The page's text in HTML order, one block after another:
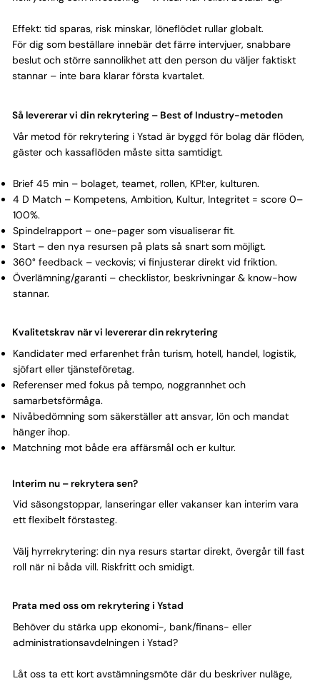
Effekt: tid sparas, risk minskar, löneflödet rullar globalt.
För dig som beställare innebär det färre intervjuer, snabbare
beslut och större sannolikhet att den person du väljer faktiskt
stannar – inte bara klarar första kvartalet.
Så levererar vi din rekrytering – Best of Industry-metoden
Vår metod för rekrytering i Ystad är byggd för bolag där flöden,
gäster och kassaflöden måste sitta samtidigt.
Brief 45 min – bolaget, teamet, rollen, KPI:er, kulturen.
4 D Match – Kompetens, Ambition, Kultur, Integritet = score 0–
100%.
Spindelrapport – one-pager som visualiserar fit.
Start – den nya resursen på plats så snart som möjligt.
360° feedback – veckovis; vi finjusterar direkt vid friktion.
Överlämning/garanti – checklistor, beskrivningar & know-how
stannar.
Kvalitetskrav när vi levererar din rekrytering
Kandidater med erfarenhet från turism, hotell, handel, logistik,
sjöfart eller tjänsteföretag.
Referenser med fokus på tempo, noggrannhet och
samarbetsförmåga.
Nivåbedömning som säkerställer att ansvar, lön och mandat
hänger ihop.
Matchning mot både era affärsmål och er kultur.
Interim nu – rekrytera sen?
Vid säsongstoppar, lanseringar eller vakanser kan interim vara
ett flexibelt förstasteg.
Välj hyrrekrytering: din nya resurs startar direkt, övergår till fast
roll när ni båda vill. Riskfritt och smidigt.
Prata med oss om rekrytering i Ystad
Behöver du stärka upp ekonomi-, bank/finans- eller
administrationsavdelningen i Ystad?
Låt oss ta ett kort avstämningsmöte där du beskriver nuläge,